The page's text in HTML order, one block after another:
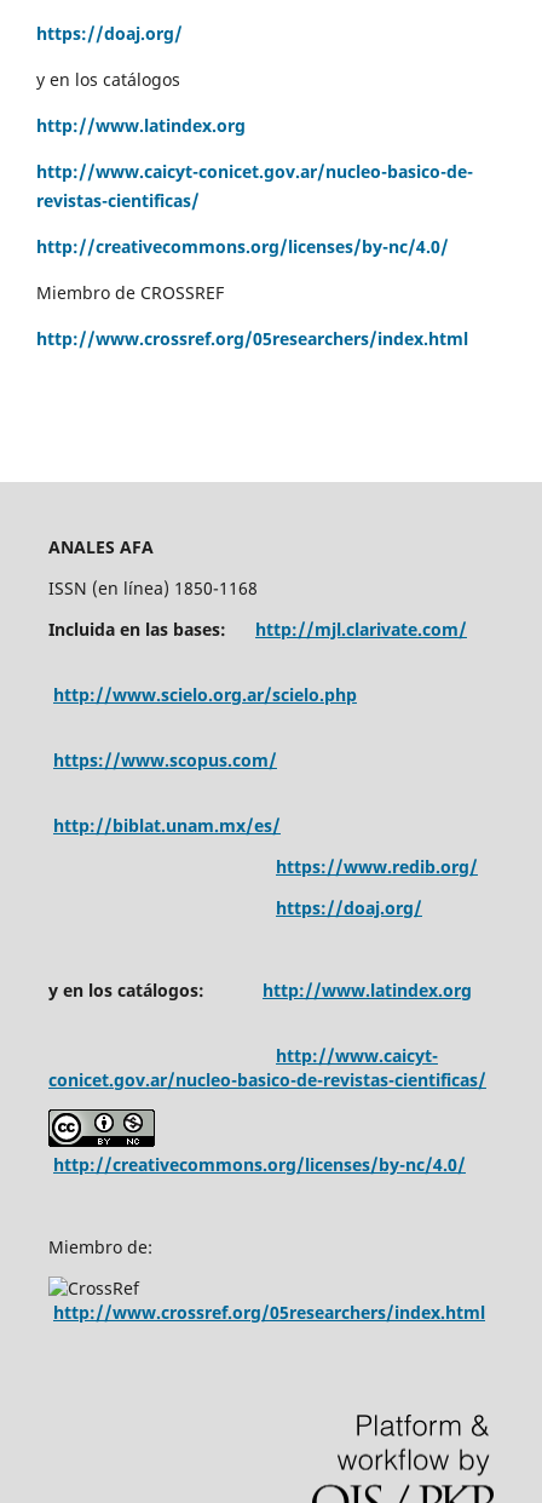
https://doaj.org/
y en los catálogos
http://www.latindex.org
http://www.caicyt-conicet.gov.ar/nucleo-basico-de-
revistas-cientificas/
http://creativecommons.org/licenses/by-nc/4.0/
Miembro de CROSSREF
http://www.crossref.org/05researchers/index.html
ANALES AFA
ISSN (en línea) 1850-1168
Incluida en las bases: http://mjl.clarivate.com/
http://www.scielo.org.ar/scielo.php
https://www.scopus.com/
http://biblat.unam.mx/es/
https://www.redib.org/
https://doaj.org/
y en los catálogos: http://www.latindex.org
http://www.caicyt-
conicet.gov.ar/nucleo-basico-de-revistas-cientificas/
http://creativecommons.org/licenses/by-nc/4.0/
Miembro de:
http://www.crossref.org/05researchers/index.html